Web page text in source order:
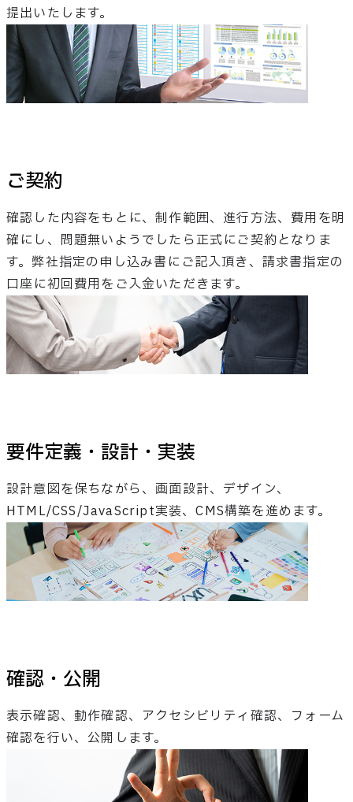
提出いたします。
ご契約
確認した内容をもとに、制作範囲、進行方法、費用を明
確にし、問題無いようでしたら正式にご契約となりま
す。弊社指定の申し込み書にご記入頂き、請求書指定の
口座に初回費用をご入金いただきます。
要件定義・設計・実装
設計意図を保ちながら、画面設計、デザイン、
HTML/CSS/JavaScript実装、CMS構築を進めます。
確認・公開
表示確認、動作確認、アクセシビリティ確認、フォーム
確認を行い、公開します。